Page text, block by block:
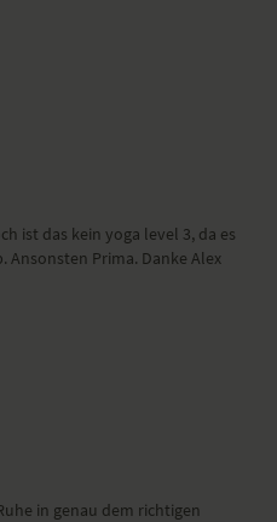
ist das kein yoga level 3, da es
Ansonsten Prima. Danke Alex
in genau dem richtigen